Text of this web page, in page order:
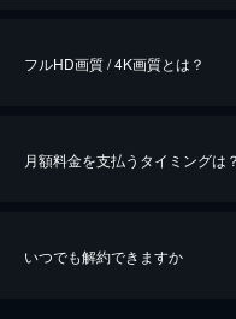
※40％ポイント還元の対象は、クレジ
フルHD画質 / 4K画質とは？
月額料金を支払うタイミングは？
いつでも解約できますか